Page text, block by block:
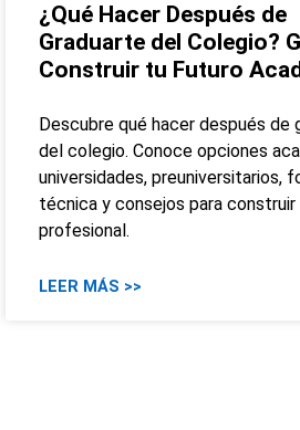
¿Qué Hacer Después de
Graduarte del Colegio?
Construir tu Futuro
Descubre qué hacer después de
del colegio. Conoce opciones
universidades, preuniversitarios,
técnica y consejos para
profesional.
LEER MÁS >>